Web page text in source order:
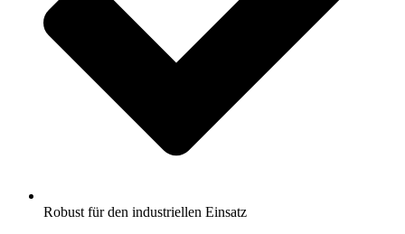
Robust für den industriellen Einsatz